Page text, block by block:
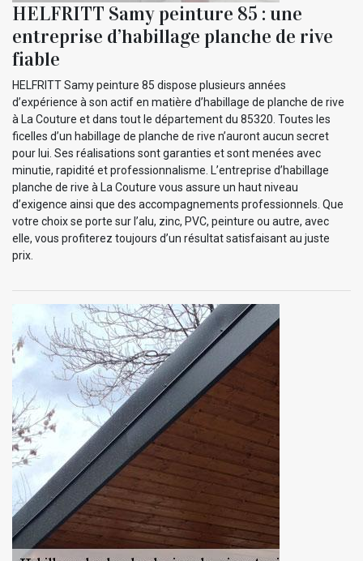
HELFRITT Samy peinture 85 : une
entreprise d’habillage planche de rive
fiable
HELFRITT Samy peinture 85 dispose plusieurs années
d’expérience à son actif en matière d’habillage de planche de rive
à La Couture et dans tout le département du 85320. Toutes les
ficelles d’un habillage de planche de rive n’auront aucun secret
pour lui. Ses réalisations sont garanties et sont menées avec
minutie, rapidité et professionnalisme. L’entreprise d’habillage
planche de rive à La Couture vous assure un haut niveau
d’exigence ainsi que des accompagnements professionnels. Que
votre choix se porte sur l’alu, zinc, PVC, peinture ou autre, avec
elle, vous profiterez toujours d’un résultat satisfaisant au juste
prix.